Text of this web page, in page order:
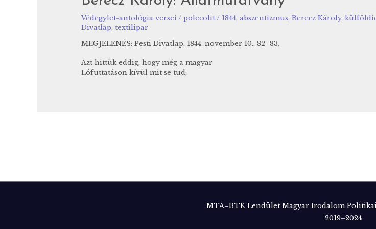
Védegylet-antológia versei/ polecolit/ 1844, abszentizmus, Berecz Károly,
Divatlap, textilipar
MEGJELENÉS: Pesti Divatlap, 1844. november 10., 82–83.
Azt hittük eddig, hogy még a magyar
Lófuttatáson kívül mit se tud;
MTA–BTK Lendület Magyar Irodalom
2019–2024